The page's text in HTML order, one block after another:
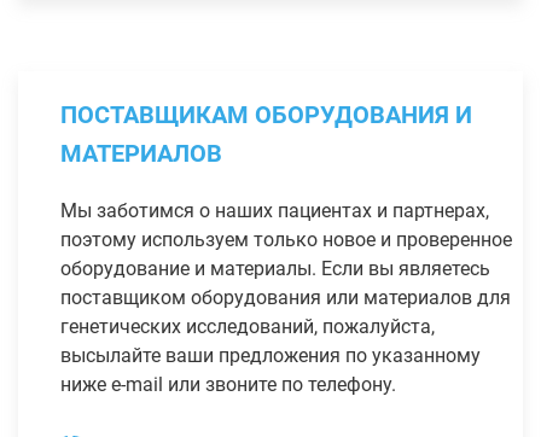
ПОСТАВЩИКАМ ОБОРУДОВАНИЯ И
МАТЕРИАЛОВ
Мы заботимся о наших пациентах и партнерах,
поэтому используем только новое и проверенное
оборудование и материалы. Если вы являетесь
поставщиком оборудования или материалов для
генетических исследований, пожалуйста,
высылайте ваши предложения по указанному
ниже e-mail или звоните по телефону.